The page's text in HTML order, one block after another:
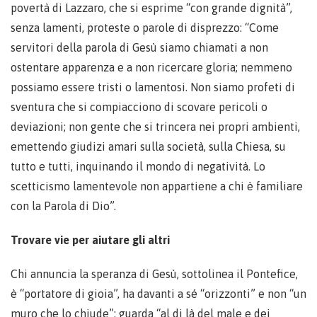
povertà di Lazzaro, che si esprime “con grande dignità”,
senza lamenti, proteste o parole di disprezzo: “Come
servitori della parola di Gesù siamo chiamati a non
ostentare apparenza e a non ricercare gloria; nemmeno
possiamo essere tristi o lamentosi. Non siamo profeti di
sventura che si compiacciono di scovare pericoli o
deviazioni; non gente che si trincera nei propri ambienti,
emettendo giudizi amari sulla società, sulla Chiesa, su
tutto e tutti, inquinando il mondo di negatività. Lo
scetticismo lamentevole non appartiene a chi è familiare
con la Parola di Dio”.
Trovare vie per aiutare gli altri
Chi annuncia la speranza di Gesù, sottolinea il Pontefice,
è “portatore di gioia”, ha davanti a sé “orizzonti” e non “un
muro che lo chiude”: guarda “al di là del male e dei